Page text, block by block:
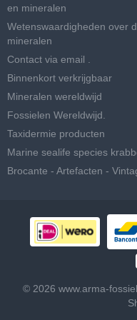
en mineralen
Wetenswaardigheden over
mineralen
Contact via email .
Binnenkort verkrijgbaar
Mineralen wereldwijd
Fossielen Wereldwijd.
Taxidermie producten
Marine sealife species
Brocante - Artefacten -
© 2026 www.arma-